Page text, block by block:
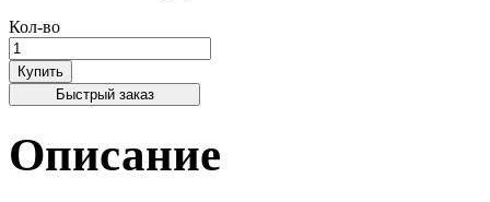
Кол-во
Купить
Быстрый заказ
Описание